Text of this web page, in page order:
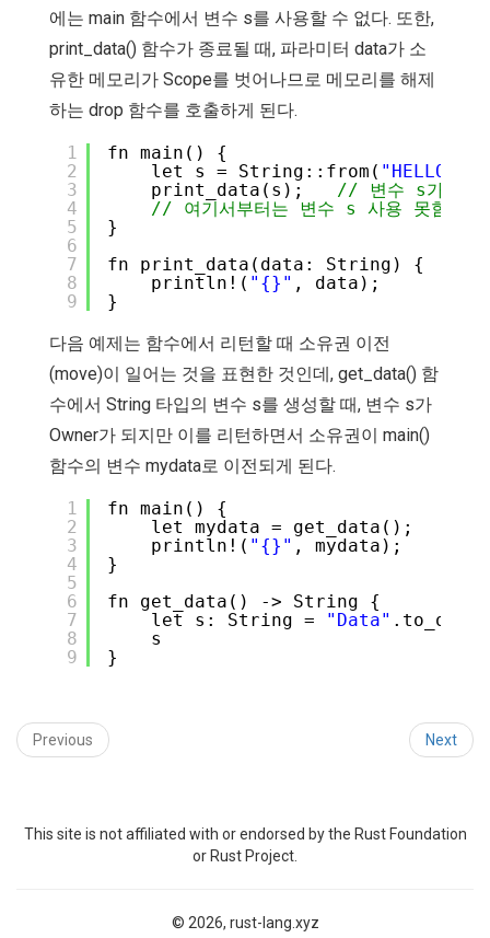
에는 main 함수에서 변수 s를 사용할 수 없다. 또한,
print_data() 함수가 종료될 때, 파라미터 data가 소
유한 메모리가 Scope를 벗어나므로 메모리를 해제
하는 drop 함수를 호출하게 된다.
1
2
3
4
5
6
7
8
9
fn main() {
let s = String::from( "HELLO"
print_data(s); // 변수 s가 파라
// 여기서부터는 변수 s 사용 못함.
}
fn print_data(data: String) {
println!( "{}" , data);
}
다음 예제는 함수에서 리턴할 때 소유권 이전
(move)이 일어는 것을 표현한 것인데, get_data() 함
수에서 String 타입의 변수 s를 생성할 때, 변수 s가
Owner가 되지만 이를 리턴하면서 소유권이 main()
함수의 변수 mydata로 이전되게 된다.
1
2
3
4
5
6
7
8
9
fn main() {
let mydata = get_data();
println!( "{}" , mydata);
}
fn get_data() -> String {
let s: String =
"Data"
}
Previous Next
This site is not affiliated with or endorsed by the Rust Foundation
or Rust Project.
© 2026, rust-lang.xyz